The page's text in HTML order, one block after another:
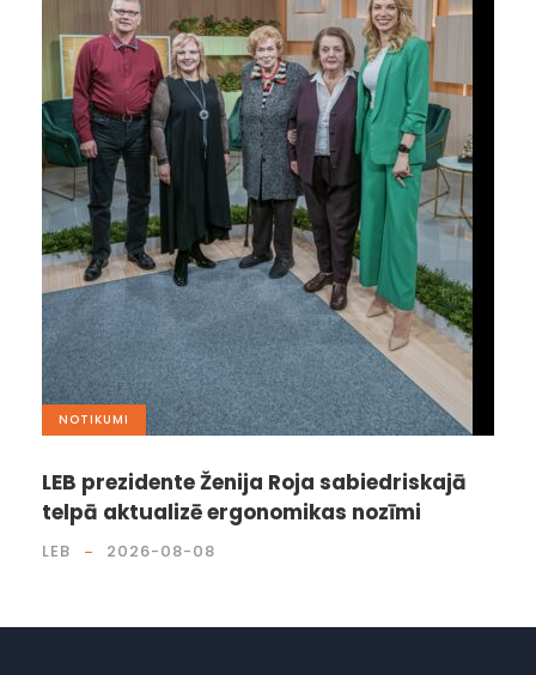
NOTIKUMI
LEB prezidente Ženija Roja sabiedriskajā
telpā aktualizē ergonomikas nozīmi
LEB 2026-08-08